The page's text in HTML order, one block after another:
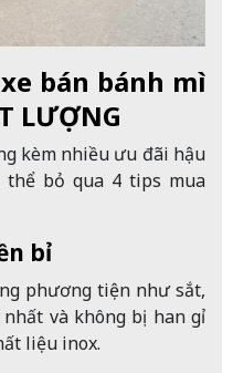
bán bánh mì
LƯỢNG
kèm nhiều ưu đãi hậu
bỏ qua 4 tips mua
bỉ
phương tiện như sắt,
và không bị han gỉ
liệu inox.